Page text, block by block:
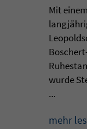
Mit
wurde
...
mehr